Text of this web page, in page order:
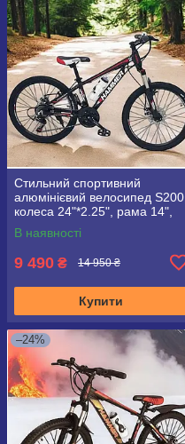
Стильний спортивний
алюмінієвий велосипед S200,
колеса 24"*2.25", рама 14",
чорно-червоний
В наявності
9 490 ₴ 14 950 ₴
Купити
–24%